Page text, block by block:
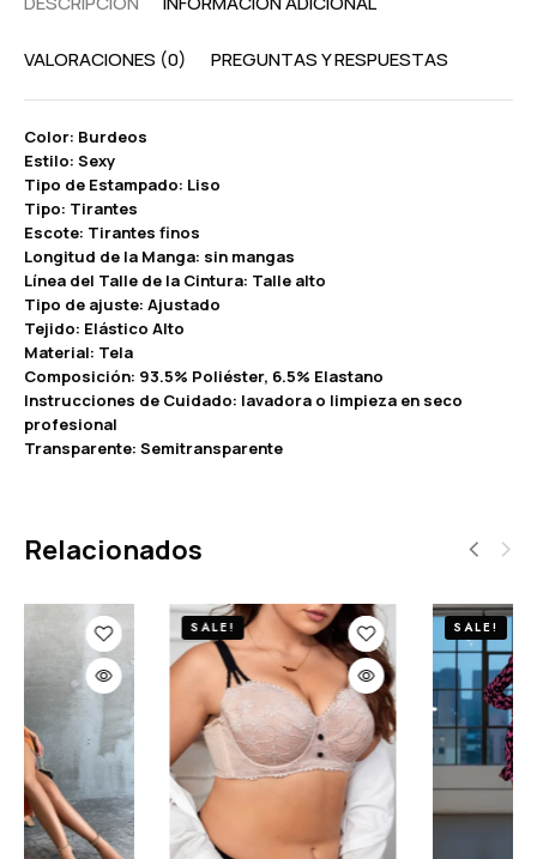
VALORACIONES (0) PREGUNTAS Y RESPUESTAS
Color: Burdeos
Estilo: Sexy
Tipo de Estampado: Liso
Tipo: Tirantes
Escote: Tirantes finos
Longitud de la Manga: sin mangas
Línea del Talle de la Cintura: Talle alto
Tipo de ajuste: Ajustado
Tejido: Elástico Alto
Material: Tela
Composición: 93.5% Poliéster, 6.5% Elastano
Instrucciones de Cuidado: lavadora o limpieza en seco
profesional
Transparente: Semitransparente
Relacionados
SALE! SALE!